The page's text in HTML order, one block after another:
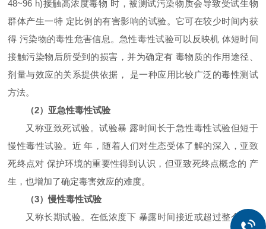
48~96 h)接触高浓度毒物 时，被测试污染物质会导致受试生物
群体产生一特 定比例的有害影响的试验。它可在较少时间内获
得 污染物的毒性危害信息。急性毒性试验可以反映机 体短时间
接触污染物后所受到的损害，并为确定有 毒物质的作用途径、
剂量与效应的关系提供依据， 是一种应用比较广泛的毒性测试
方法。
（2）亚急性毒性试验
又称亚致死试验。试验暴 露时间长于急性毒性试验但短于
慢性毒性试验。近 年，随着人们对生态受体了解的深入，亚致
死终点对 保护环境的重要性得到认识，但亚致死终点概念的 产
生，也增加了确定毒害效应的难度。
（3）慢性毒性试验
又称长期试验。在低浓度下 暴露时间接近或超过整个生活